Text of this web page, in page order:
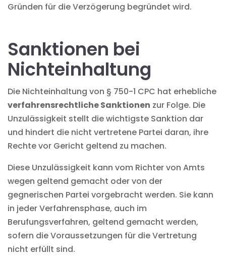
Gründen für die Verzögerung begründet wird.
Sanktionen bei
Nichteinhaltung
Die Nichteinhaltung von § 750-1 CPC hat erhebliche
verfahrensrechtliche Sanktionen zur Folge. Die
Unzulässigkeit stellt die wichtigste Sanktion dar
und hindert die nicht vertretene Partei daran, ihre
Rechte vor Gericht geltend zu machen.
Diese Unzulässigkeit kann vom Richter von Amts
wegen geltend gemacht oder von der
gegnerischen Partei vorgebracht werden. Sie kann
in jeder Verfahrensphase, auch im
Berufungsverfahren, geltend gemacht werden,
sofern die Voraussetzungen für die Vertretung
nicht erfüllt sind.